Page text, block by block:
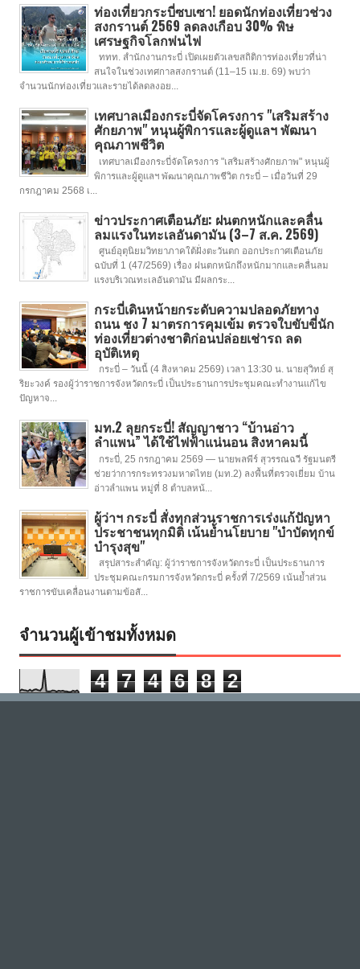
ท่องเที่ยวกระบี่ซบเซา! ยอดนักท่องเที่ยวช่วง
สงกรานต์ 2569 ลดลงเกือบ 30% พิษ
เศรษฐกิจโลกพ่นไฟ
ททท. สำนักงานกระบี่ เปิดเผยตัวเลขสถิติการท่องเที่ยวที่น่า
สนใจในช่วงเทศกาลสงกรานต์ (11–15 เม.ย. 69) พบว่า
จำนวนนักท่องเที่ยวและรายได้ลดลงอย...
เทศบาลเมืองกระบี่จัดโครงการ "เสริมสร้าง
ศักยภาพ" หนุนผู้พิการและผู้ดูแลฯ พัฒนา
คุณภาพชีวิต
เทศบาลเมืองกระบี่จัดโครงการ "เสริมสร้างศักยภาพ" หนุนผู้
พิการและผู้ดูแลฯ พัฒนาคุณภาพชีวิต กระบี่ – เมื่อวันที่ 29
กรกฎาคม 2568 เ...
ข่าวประกาศเตือนภัย: ฝนตกหนักและคลื่น
ลมแรงในทะเลอันดามัน (3–7 ส.ค. 2569)
ศูนย์อุตุนิยมวิทยาภาคใต้ฝั่งตะวันตก ออกประกาศเตือนภัย
ฉบับที่ 1 (47/2569) เรื่อง ฝนตกหนักถึงหนักมากและคลื่นลม
แรงบริเวณทะเลอันดามัน มีผลกระ...
กระบี่เดินหน้ายกระดับความปลอดภัยทาง
ถนน ชง 7 มาตรการคุมเข้ม ตรวจใบขับขี่นัก
ท่องเที่ยวต่างชาติก่อนปล่อยเช่ารถ ลด
อุบัติเหตุ
กระบี่ – วันนี้ (4 สิงหาคม 2569) เวลา 13:30 น. นายสุวิทย์ สุ
ริยะวงค์ รองผู้ว่าราชการจังหวัดกระบี่ เป็นประธานการประชุมคณะทำงานแก้ไข
ปัญหาจ...
มท.2 ลุยกระบี่! สัญญาชาว “บ้านอ่าว
ลำแพน” ได้ใช้ไฟฟ้าแน่นอน สิงหาคมนี้
กระบี่, 25 กรกฎาคม 2569 — นายพลพีร์ สุวรรณฉวี รัฐมนตรี
ช่วยว่าการกระทรวงมหาดไทย (มท.2) ลงพื้นที่ตรวจเยี่ยม บ้าน
อ่าวลำแพน หมู่ที่ 8 ตำบลหน้...
ผู้ว่าฯ กระบี่ สั่งทุกส่วนราชการเร่งแก้ปัญหา
ประชาชนทุกมิติ เน้นย้ำนโยบาย "บำบัดทุกข์
บำรุงสุข"
สรุปสาระสำคัญ: ผู้ว่าราชการจังหวัดกระบี่ เป็นประธานการ
ประชุมคณะกรมการจังหวัดกระบี่ ครั้งที่ 7/2569 เน้นย้ำส่วน
ราชการขับเคลื่อนงานตามข้อสั...
จำนวนผู้เข้าชมทั้งหมด
4 7 4 6 8 2